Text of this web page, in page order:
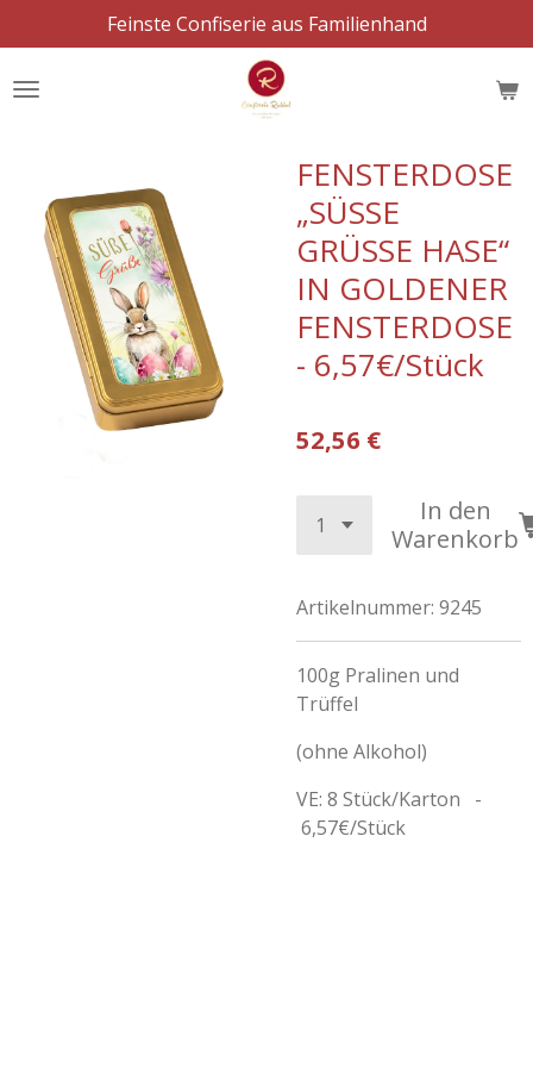
Hauptinhalt
springen
Feinste Confiserie aus Familienhand
FENSTERDOSE
„SÜSSE
GRÜSSE HASE“
IN GOLDENER
FENSTERDOSE
- 6,57€/Stück
52,56 €
In den
Warenkorb
Artikelnummer: 9245
100g Pralinen und
Trüffel
(ohne Alkohol)
VE: 8 Stück/Karton -
6,57€/Stück